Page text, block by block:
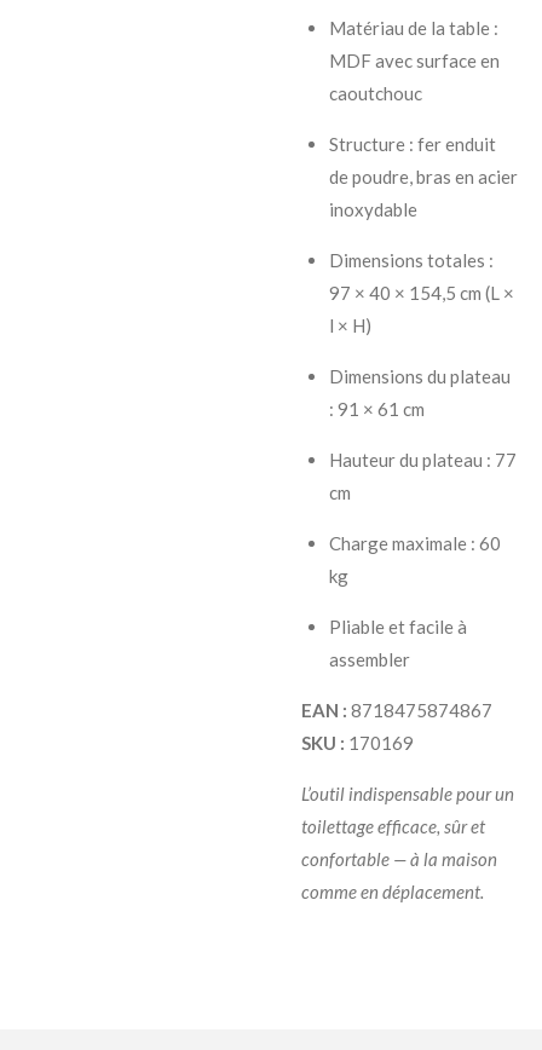
Matériau de la table :
MDF avec surface en
caoutchouc
Structure : fer enduit
de poudre, bras en acier
inoxydable
Dimensions totales :
97 × 40 × 154,5 cm (L ×
l × H)
Dimensions du plateau
: 91 × 61 cm
Hauteur du plateau : 77
cm
Charge maximale : 60
kg
Pliable et facile à
assembler
EAN : 8718475874867
SKU : 170169
L’outil indispensable pour un
toilettage efficace, sûr et
confortable — à la maison
comme en déplacement.